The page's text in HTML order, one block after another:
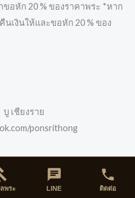
อหัก 20 % ของราคาพระ *หาก
นเงินให้และขอหัก 20 % ของ
บู เชียงราย
ponsrithong
พระ
chat
LINE
phone
ติดต่อ